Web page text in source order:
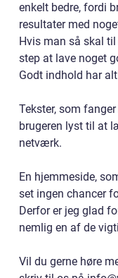
enkelt bedre, fordi
resultater med
Hvis man så skal
step at lave noget
Godt indhold har
Tekster, som
brugeren lyst til at
netværk.
En hjemmeside,
set ingen chancer
Derfor er jeg glad
nemlig en af de
Vil du gerne høre